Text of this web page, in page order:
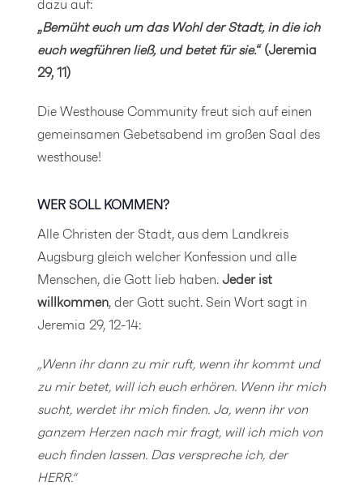
dazu auf:
„Bemüht euch um das Wohl der Stadt, in die ich
euch wegführen ließ, und betet für sie.“ (Jeremia
29, 11)
Die Westhouse Community freut sich auf einen
gemeinsamen Gebetsabend im großen Saal des
westhouse!
WER SOLL KOMMEN?
Alle Christen der Stadt, aus dem Landkreis
Augsburg gleich welcher Konfession und alle
Menschen, die Gott lieb haben. Jeder ist
willkommen, der Gott sucht. Sein Wort sagt in
Jeremia 29, 12-14:
„Wenn ihr dann zu mir ruft, wenn ihr kommt und
zu mir betet, will ich euch erhören. Wenn ihr mich
sucht, werdet ihr mich finden. Ja, wenn ihr von
ganzem Herzen nach mir fragt, will ich mich von
euch finden lassen. Das verspreche ich, der
HERR.“